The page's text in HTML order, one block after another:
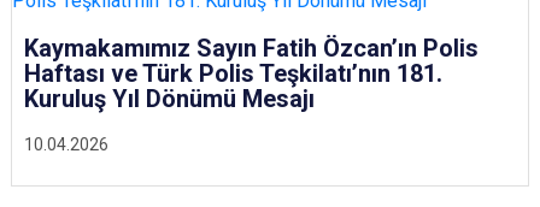
10.04.2026
Kaymakamımız Sayın Fatih Özcan’ın Polis
Haftası ve Türk Polis Teşkilatı’nın 181.
Kuruluş Yıl Dönümü Mesajı